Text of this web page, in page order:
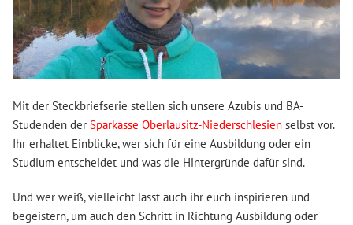
Mit der Steckbriefserie stellen sich unsere Azubis und BA-
Studenden der Sparkasse Oberlausitz-Niederschlesienselbst vor.
Ihr erhaltet Einblicke, wer sich für eine Ausbildung oder ein
Studium entscheidet und was die Hintergründe dafür sind.
Und wer weiß, vielleicht lasst auch ihr euch inspirieren und
begeistern, um auch den Schritt in Richtung Ausbildung oder